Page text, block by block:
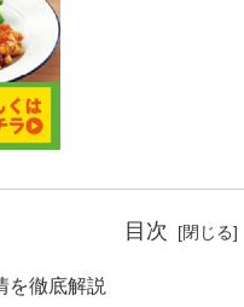
目次
を徹底解説